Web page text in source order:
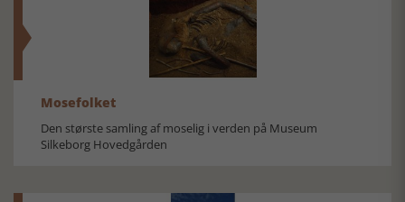
Mosefolket
Den største samling af moselig i verden på Museum
Silkeborg Hovedgården